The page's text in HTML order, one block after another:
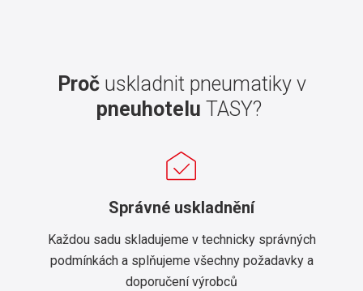
Pročuskladnit pneumatiky v
pneuhotelu TASY?
Správné uskladnění
Každou sadu skladujeme v technicky správných
podmínkách a splňujeme všechny požadavky a
doporučení výrobců